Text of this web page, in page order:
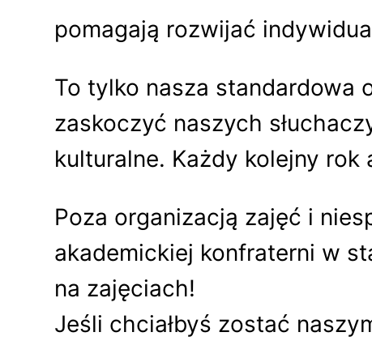
pomagają rozwijać
To tylko nasza standardowa
zaskoczyć naszych
kulturalne. Każdy kolejny
Poza organizacją zajęć i
akademickiej konfraterni w
na zajęciach!
Jeśli chciałbyś zostać